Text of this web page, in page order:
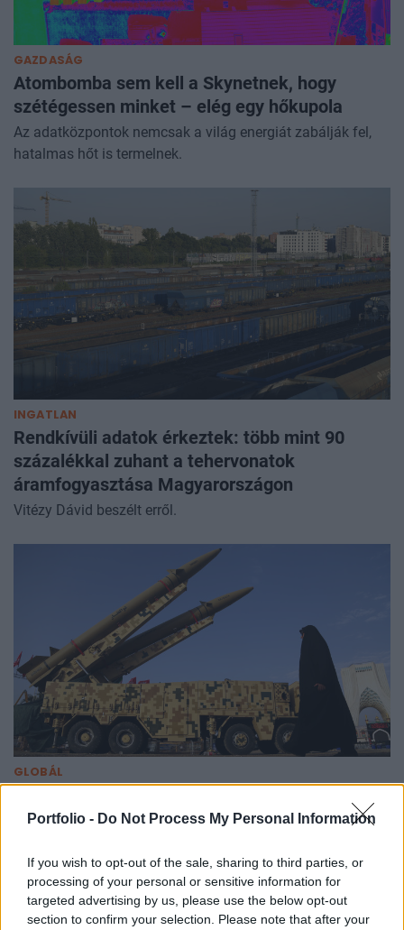
Portfolio - Do Not Process My Personal Information
If you wish to opt-out of the sale, sharing to third parties, or
processing of your personal or sensitive information for
targeted advertising by us, please use the below opt-out
section to confirm your selection. Please note that after your
GAZDASÁG
Atombomba sem kell a Skynetnek, hogy
szétégessen minket – elég egy hőkupola
Az adatközpontok nemcsak a világ energiát zabálják fel,
hatalmas hőt is termelnek.
INGATLAN
Rendkívüli adatok érkeztek: több mint 90
százalékkal zuhant a tehervonatok
áramfogyasztása Magyarországon
Vitézy Dávid beszélt erről.
GLOBÁL
ősellenségének vezetőjét, most váratlan
Kinevezése óta nem jelent meg a legfelsőbb vezető a
nyilvánosság előtt.
PORTFOLIO BLOGGER